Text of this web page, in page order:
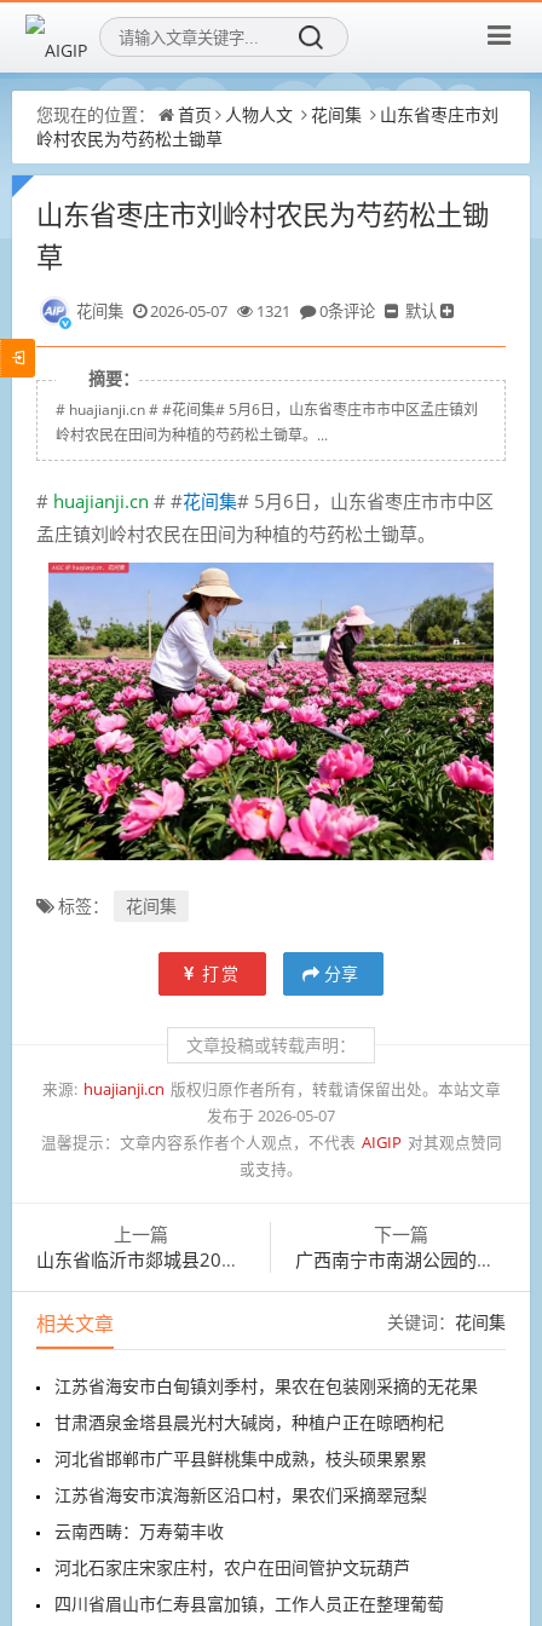
您现在的位置： 首页 人物人文 花间集
山东省枣庄市刘
岭村农民为芍药松土锄草
山东省枣庄市刘岭村农民为芍药松土锄
草
花间集 2026-05-07 1321 0条评论 默认
摘要：
# huajianji.cn # #花间集# 5月6日，山东省枣庄市市中区孟庄镇刘
岭村农民在田间为种植的芍药松土锄草。...
# huajianji.cn # #花间集# 5月6日，山东省枣庄市市中区
孟庄镇刘岭村农民在田间为种植的芍药松土锄草。
标签： 花间集
打赏 分享
文章投稿或转载声明：
来源: huajianji.cn 版权归原作者所有，转载请保留出处。本站文章
发布于 2026-05-07
温馨提示： 文章内容系作者个人观点，不代表 AIGIP 对其观点赞同
或支持。
上一篇
山东省临沂市郯城县200余亩西瓜喜获丰收
下一篇
广西南宁市南湖公园的荷花次第绽放，荷香四溢
相关文章 关键词： 花间集
江苏省海安市白甸镇刘季村，果农在包装刚采摘的无花果
甘肃酒泉金塔县晨光村大碱岗，种植户正在晾晒枸杞
河北省邯郸市广平县鲜桃集中成熟，枝头硕果累累
江苏省海安市滨海新区沿口村，果农们采摘翠冠梨
云南西畴：万寿菊丰收
河北石家庄宋家庄村，农户在田间管护文玩葫芦
四川省眉山市仁寿县富加镇，工作人员正在整理葡萄